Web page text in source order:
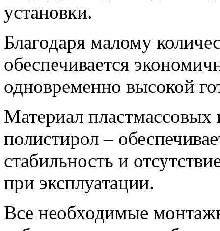
установки.
Благодаря малому
обеспечивается
одновременно высокой
Материал
полистирол –
стабильность и
при эксплуатации.
Все необходимые